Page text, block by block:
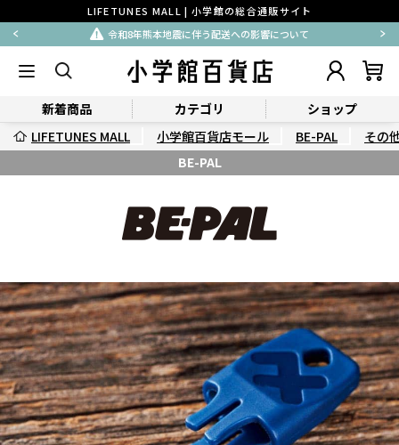
LIFETUNES MALL | 小学館の総合通販サイト
令和8年熊本地震に伴う配送への影響について
新着商品 カテゴリ
ショップ
LIFETUNES MALL
小学館百貨店モール BE-PAL
その
BE-PAL